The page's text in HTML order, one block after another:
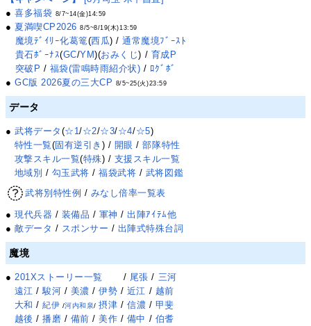
●喜多福袋 8/7~14(金)14:59
● 夏満喫CP2026 8/5~8/19(木)13:59
魔境ﾃﾞｲﾘｰ化葛篭(西瓜) /通常魔境ﾌﾞｰｽﾄ
貴石ﾎﾞｰﾅｽ(GC/YM)(おみくじ) / 育成P
突破P / 福袋(雷鳴時雨紹介状) / ﾛｸﾞﾎﾞ
●GC版 2026夏の三大CP 8/5~25(火)23:59
データ
●武将データ (☆1/☆2/☆3/☆4/☆5)
特性一覧(固有逆引き ) / 開眼 /部隊特性
攻撃スキル一覧(特殊) / 支援スキル一覧
地域別 / 勾玉武将 /福袋武将 / 武将図鑑
武将別特性例 / みなし倍率一覧表
●現代兵器 / 装備品 / 軍神 /出陣ｱｲﾃﾑ他
●敵データ / スポンサー / 出陣式特殊台詞
魔境
● 201Xストーリー一覧 / 尾張 / 三河
遠江 /駿河 / 美濃 /伊勢 / 近江 / 越前
大和 /紀伊 /河内和泉/摂津 / 信濃 / 甲斐
越後 /播磨 / 備前 /美作 / 備中 / 伯耆